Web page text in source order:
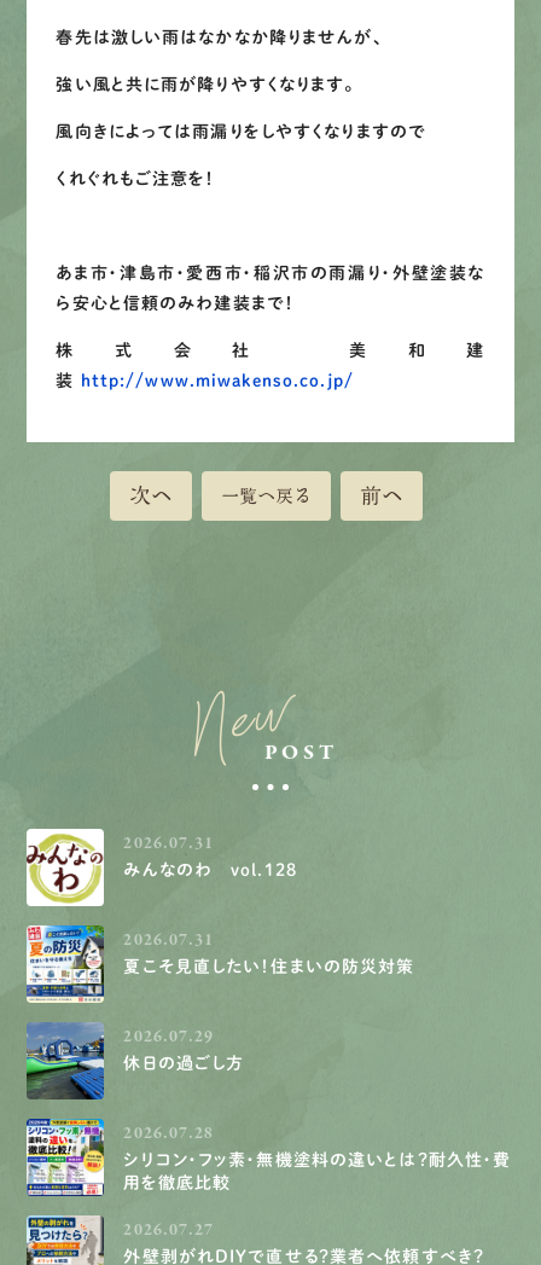
春先は激しい雨はなかなか降りませんが、
強い風と共に雨が降りやすくなります。
風向きによっては雨漏りをしやすくなりますので
くれぐれもご注意を！
あま市・津島市・愛西市・稲沢市の雨漏り・外壁塗装な
ら安心と信頼のみわ建装まで！
株式会社 美和建
装 http://www.miwakenso.co.jp/
次へ 一覧へ戻る 前へ
NewPOST
2026.07.31
みんなのわ vol.128
2026.07.31
夏こそ見直したい！住まいの防災対策
2026.07.29
休日の過ごし方
2026.07.28
シリコン・フッ素・無機塗料の違いとは？耐久性・費
用を徹底比較
2026.07.27
外壁剥がれDIYで直せる？業者へ依頼すべき？